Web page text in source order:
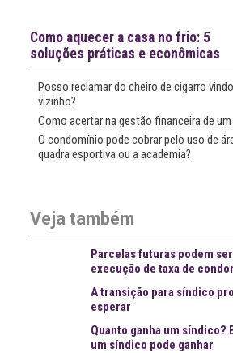
Notícias recentes
Como aquecer a casa no frio: 5
soluções práticas e econômicas
Posso reclamar do cheiro de cigarro
vizinho?
Como acertar na gestão financeira de
O condomínio pode cobrar pelo uso de
quadra esportiva ou a academia?
Veja também
Parcelas futuras podem
execução de taxa de
A transição para síndico
esperar
Quanto ganha um síndico?
um síndico pode ganhar